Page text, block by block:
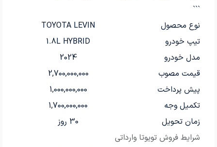
```
شرایط فروش تویوتا وارداتی
نوع محصول
TOYOTA LEVIN
تیپ خودرو
1.8L HYBRID
مدل خودرو
2024
قیمت مصوب
2,700,000,000
پیش پرداخت
1,000,000,000
تکمیل وجه
1,700,000,000
زمان تحویل
30 روز